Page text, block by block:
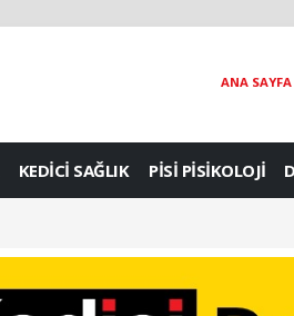
ANA SAYFA
KEDİCİ SAĞLIK PİSİ PİSİKOLOJİ